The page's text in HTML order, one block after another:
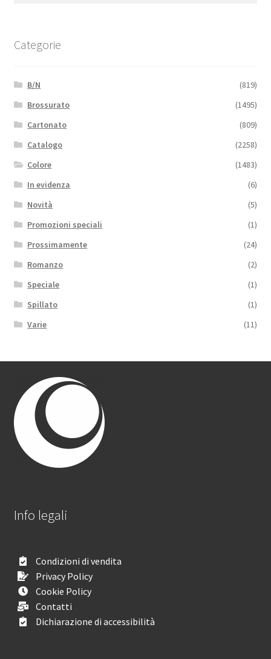
Categorie
B/N
(819)
Brossurato
(1495)
Cartonato
(809)
Catalogo
(2258)
Colore
(1483)
In evidenza
(6)
Novità
(5)
Promozioni speciali
(1)
Prossimamente
(24)
Romanzo
(2)
Speciale
(1)
Spillato
(1)
Varie
(11)
Info legali
Condizioni di vendita
Privacy Policy
Cookie Policy
Contatti
Dichiarazione di accessibilità